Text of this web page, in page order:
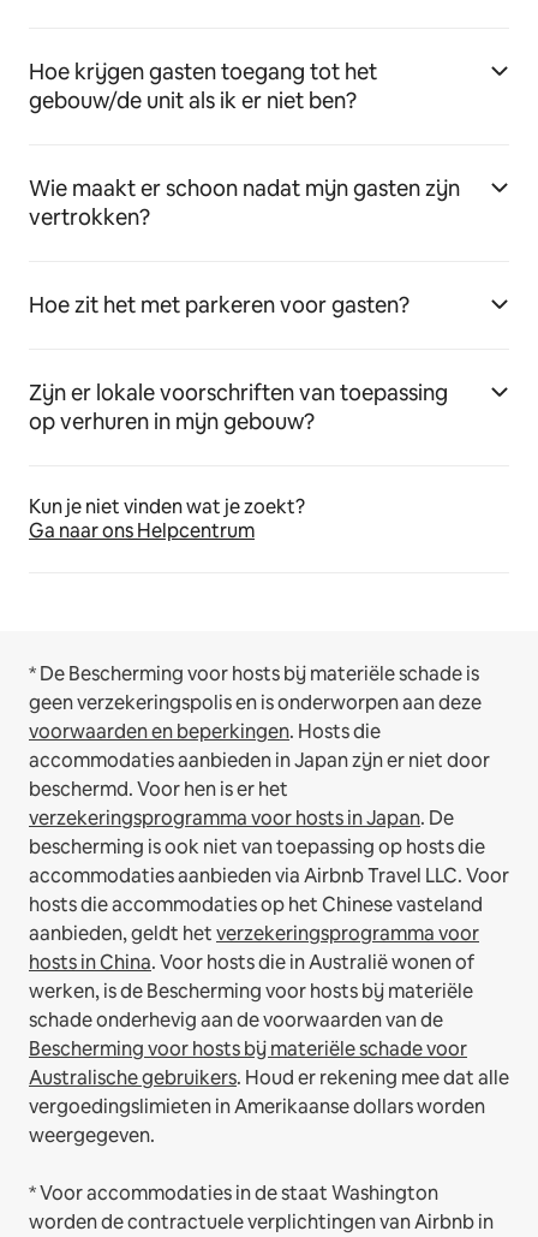
Hoe krijgen gasten toegang tot het
gebouw/de unit als ik er niet ben?
Wie maakt er schoon nadat mijn gasten zijn
vertrokken?
Hoe zit het met parkeren voor gasten?
Zijn er lokale voorschriften van toepassing
op verhuren in mijn gebouw?
Kun je niet vinden wat je zoekt?
Ga naar ons Helpcentrum
* De Bescherming voor hosts bij materiële schade is
geen verzekeringspolis en is onderworpen aan deze
voorwaarden en beperkingen. Hosts die
accommodaties aanbieden in Japan zijn er niet door
beschermd. Voor hen is er het
verzekeringsprogramma voor hosts in Japan. De
bescherming is ook niet van toepassing op hosts die
accommodaties aanbieden via Airbnb Travel LLC.Voor
hosts die accommodaties op het Chinese vasteland
aanbieden, geldt hetverzekeringsprogramma voor
hosts in China.Voor hosts die in Australië wonen of
werken, is de Bescherming voor hosts bij materiële
schade onderhevig aan de voorwaarden van de
Bescherming voor hosts bij materiële schade voor
Australische gebruikers. Houd er rekening mee dat alle
vergoedingslimieten in Amerikaanse dollars worden
weergegeven.
* Voor accommodaties in de staat Washington
worden de contractuele verplichtingen van Airbnb in